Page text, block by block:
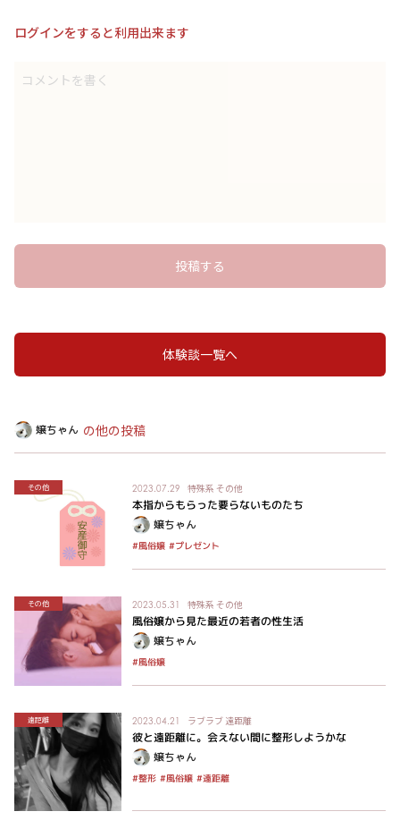
ログインをすると利用出来ます
コメントを書く
投稿する
体験談一覧へ
嬢ちゃん の他の投稿
その他 2023.07.29 特殊系 その他
本指からもらった要らないものたち
嬢ちゃん
#風俗嬢 #プレゼント
その他 2023.05.31 特殊系 その他
風俗嬢から見た最近の若者の性生活
嬢ちゃん
#風俗嬢
遠距離 2023.04.21 ラブラブ 遠距離
彼と遠距離に。会えない間に整形しようかな
嬢ちゃん
#整形 #風俗嬢 #遠距離